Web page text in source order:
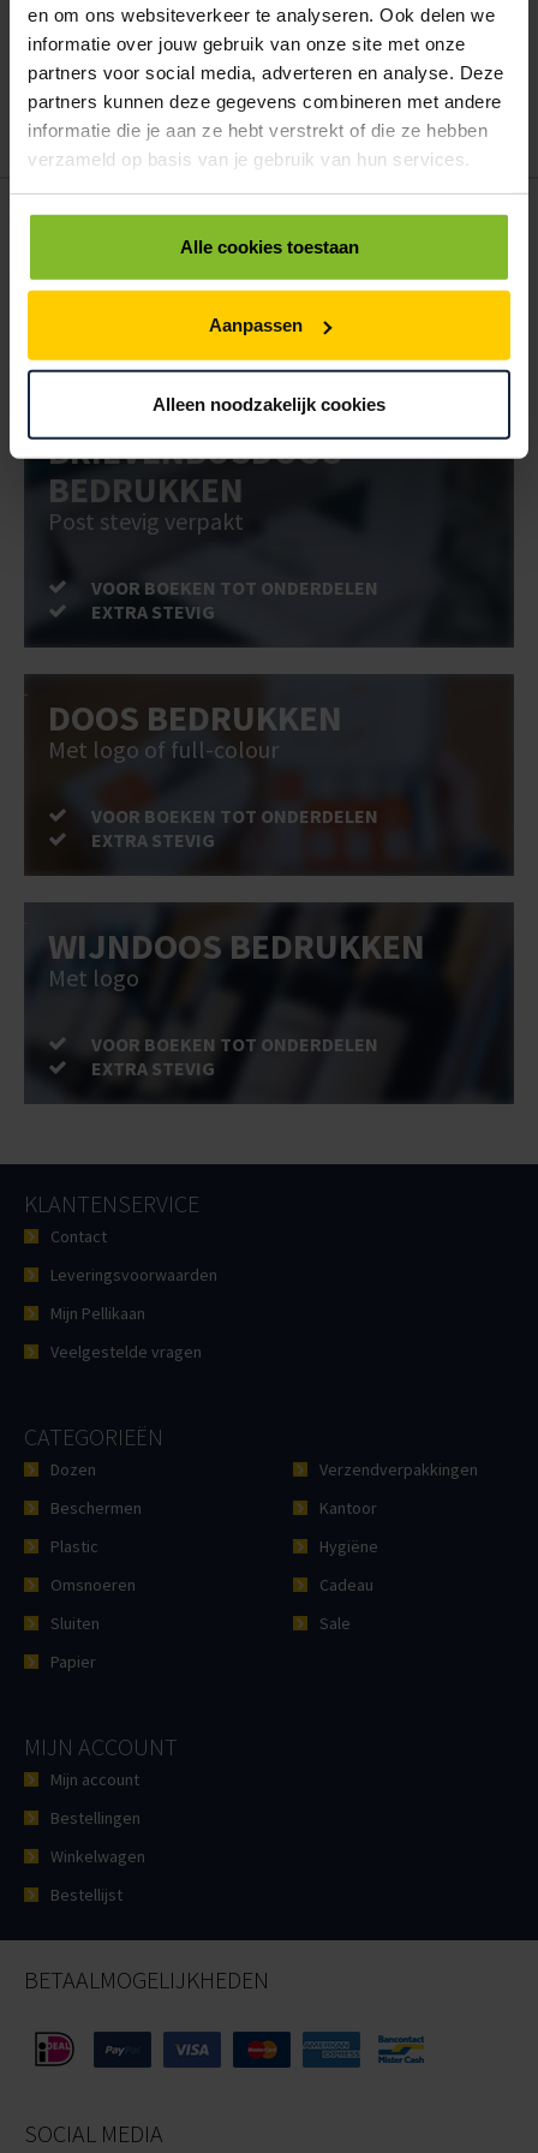
en om ons websiteverkeer te analyseren. Ook delen we
informatie over jouw gebruik van onze site met onze
partners voor social media, adverteren en analyse. Deze
partners kunnen deze gegevens combineren met andere
informatie die je aan ze hebt verstrekt of die ze hebben
verzameld op basis van je gebruik van hun services.
Alle cookies toestaan
Aanpassen
Alleen noodzakelijk cookies
Wanneer u bent ingelogd, kunt u een eigen bestellijst maken.
Gebruik bestel- en offertelijsten om eenvoudig en snel producten
te bestellen. Uw bestel- en offertelijsten kunt u terugvinden in uw
account. Dat pakt altijd goed uit voor uw administratie!
POSTDOOS BEDRUKKEN
Voor een veilige verzending
VOOR BOEKEN TOT ONDERDELEN
BRIEVENBUSDOOS
BEDRUKKEN
Post stevig verpakt
VOOR BOEKEN TOT ONDERDELEN
EXTRA STEVIG
DOOS BEDRUKKEN
Met logo of full-colour
VOOR BOEKEN TOT ONDERDELEN
EXTRA STEVIG
WIJNDOOS BEDRUKKEN
Met logo
VOOR BOEKEN TOT ONDERDELEN
EXTRA STEVIG
KLANTENSERVICE
Contact
Leveringsvoorwaarden
Mijn Pellikaan
Veelgestelde vragen
CATEGORIEËN
Dozen
Beschermen
Plastic
Omsnoeren
Sluiten
Papier
Verzendverpakkingen
Kantoor
Hygiëne
Cadeau
Sale
MIJN ACCOUNT
Mijn account
Bestellingen
Winkelwagen
Bestellijst
BETAALMOGELIJKHEDEN
SOCIAL MEDIA